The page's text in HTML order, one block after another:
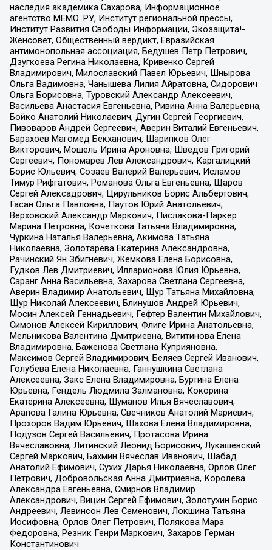
наследия академика Сахарова, Информационное
агентство МЕМО. РУ, Институт региональной прессы,
Институт Развития Свободы Информации, Экозащита!-
Женсовет, Общественный вердикт, Евразийская
антимонопольная ассоциация, Бедушев Петр Петрович,
Дзугкоева Регина Николаевна, Кривенко Сергей
Владимирович, Милославский Павел Юрьевич, Шнырова
Ольга Вадимовна, Чанышева Лилия Айратовна, Сидорович
Ольга Борисовна, Туровский Александр Алексеевич,
Васильева Анастасия Евгеньевна, Ривина Анна Валерьевна,
Бойко Анатолий Николаевич, Дугин Сергей Георгиевич,
Пивоваров Андрей Сергеевич, Аверин Виталий Евгеньевич,
Барахоев Магомед Бекханович, Шарипков Олег
Викторович, Мошель Ирина Ароновна, Шведов Григорий
Сергеевич, Пономарев Лев Александрович, Каргалицкий
Борис Юльевич, Созаев Валерий Валерьевич, Исламов
Тимур Рифгатович, Романова Ольга Евгеньевна, Щаров
Сергей Алексадрович, Цирульников Борис Альбертович,
Гасан Ольга Павловна, Паутов Юрий Анатольевич,
Верховский Александр Маркович, Пислакова-Паркер
Марина Петровна, Кочеткова Татьяна Владимировна,
Чуркина Наталья Валерьевна, Акимова Татьяна
Николаевна, Золотарева Екатерина Александровна,
Рачинский Ян Збигневич, Жемкова Елена Борисовна,
Гудков Лев Дмитриевич, Илларионова Юлия Юрьевна,
Саранг Анна Васильевна, Захарова Светлана Сергеевна,
Аверин Владимир Анатольевич, Щур Татьяна Михайловна,
Щур Николай Алексеевич, Блинушов Андрей Юрьевич,
Мосин Алексей Геннадьевич, Гефтер Валентин Михайлович,
Симонов Алексей Кириллович, Флиге Ирина Анатольевна,
Мельникова Валентина Дмитриевна, Вититинова Елена
Владимировна, Баженова Светлана Куприяновна,
Максимов Сергей Владимирович, Беляев Сергей Иванович,
Голубева Елена Николаевна, Ганнушкина Светлана
Алексеевна, Закс Елена Владимировна, Буртина Елена
Юрьевна, Гендель Людмила Залмановна, Кокорина
Екатерина Алексеевна, Шуманов Илья Вячеславович,
Арапова Галина Юрьевна, Свечников Анатолий Мариевич,
Прохоров Вадим Юрьевич, Шахова Елена Владимировна,
Подузов Сергей Васильевич, Протасова Ирина
Вячеславовна, Литинский Леонид Борисович, Лукашевский
Сергей Маркович, Бахмин Вячеслав Иванович, Шабад
Анатолий Ефимович, Сухих Дарья Николаевна, Орлов Олег
Петрович, Добровольская Анна Дмитриевна, Королева
Александра Евгеньевна, Смирнов Владимир
Александрович, Вицин Сергей Ефимович, Золотухин Борис
Андреевич, Левинсон Лев Семенович, Локшина Татьяна
Иосифовна, Орлов Олег Петрович, Полякова Мара
Федоровна, Резник Генри Маркович, Захаров Герман
Константинович